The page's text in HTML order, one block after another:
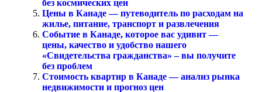
без космических цен
Цены в Канаде — путеводитель по расходам на
жилье, питание, транспорт и развлечения
Событие в Канаде, которое вас удивит —
цены, качество и удобство нашего
«Свидетельства гражданства» – вы получите
без проблем
Стоимость квартир в Канаде — анализ рынка
недвижимости и прогноз цен